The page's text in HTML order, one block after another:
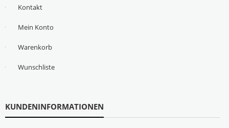
Kontakt
Mein Konto
Warenkorb
Wunschliste
KUNDENINFORMATIONEN